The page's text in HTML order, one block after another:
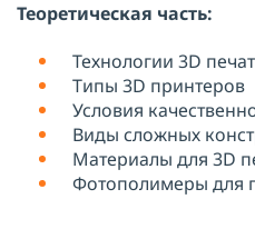
Теоретическая часть:
Технологии 3D
Типы 3D принтеров
Условия
Виды сложных
Материалы для 3D
Фотополимеры для